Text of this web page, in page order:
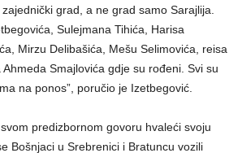
grad, a ne grad samo Sarajlija.
Sulejmana Tihića, Harisa
Mirzu Delibašića, Mešu Selimovića, reisa
Smajlovića gdje su rođeni. Svi su
na ponos”, poručio je Izetbegović.
predizbornom govoru hvaleći svoju
Bošnjaci u Srebrenici i Bratuncu vozili